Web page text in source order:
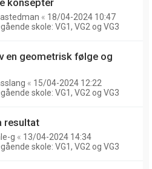
« 18/04-2024 10:47
skole: VG1, VG2 og VG3
en geometrisk følge og
« 15/04-2024 12:22
skole: VG1, VG2 og VG3
resultat
g « 13/04-2024 14:34
skole: VG1, VG2 og VG3